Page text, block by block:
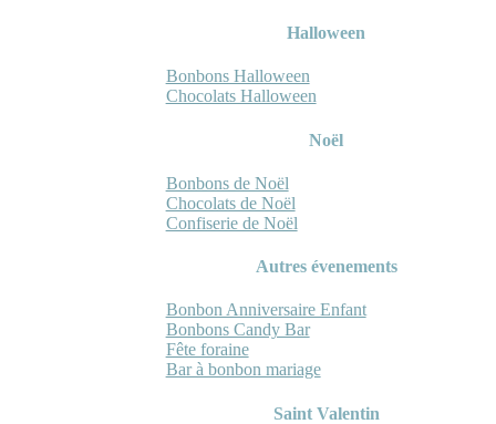
Halloween
Bonbons Halloween
Chocolats Halloween
Noël
Bonbons de Noël
Chocolats de Noël
Confiserie de Noël
Autres évenements
Bonbon Anniversaire Enfant
Bonbons Candy Bar
Fête foraine
Bar à bonbon mariage
Saint Valentin